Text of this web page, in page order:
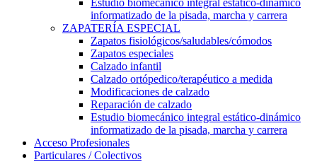
informatizado de la pisada, marcha y carrera
ZAPATERÍA ESPECIAL
Zapatos fisiológicos/saludables/cómodos
Zapatos especiales
Calzado infantil
Calzado ortópedico/terapéutico a medida
Modificaciones de calzado
Reparación de calzado
Estudio biomecánico integral estático-dinámico
informatizado de la pisada, marcha y carrera
Acceso Profesionales
Particulares / Colectivos